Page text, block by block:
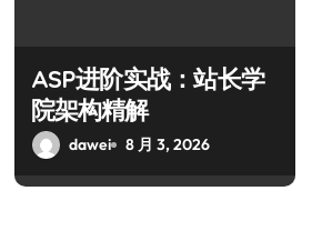
ASP进阶实战：站长学
院架构精解
dawei 8 月 3, 2026